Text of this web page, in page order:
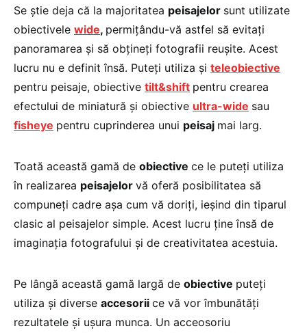
Se ştie deja că la majoritatea peisajelor sunt utilizate
obiectivele wide, permiţându-vă astfel să evitaţi
panoramarea şi să obţineţi fotografii reuşite. Acest
lucru nu e definit însă. Puteţi utiliza şi teleobiective
pentru peisaje, obiective tilt&shift pentru crearea
efectului de miniatură şi obiective ultra-wide sau
fisheye pentru cuprinderea unui peisaj mai larg.
Toată această gamă de obiective ce le puteţi utiliza
în realizarea peisajelor vă oferă posibilitatea să
compuneţi cadre aşa cum vă doriţi, ieşind din tiparul
clasic al peisajelor simple. Acest lucru ţine însă de
imaginaţia fotografului şi de creativitatea acestuia.
Pe lângă această gamă largă de obiective puteţi
utiliza şi diverse accesorii ce vă vor îmbunătăţi
rezultatele şi uşura munca. Un acceosoriu